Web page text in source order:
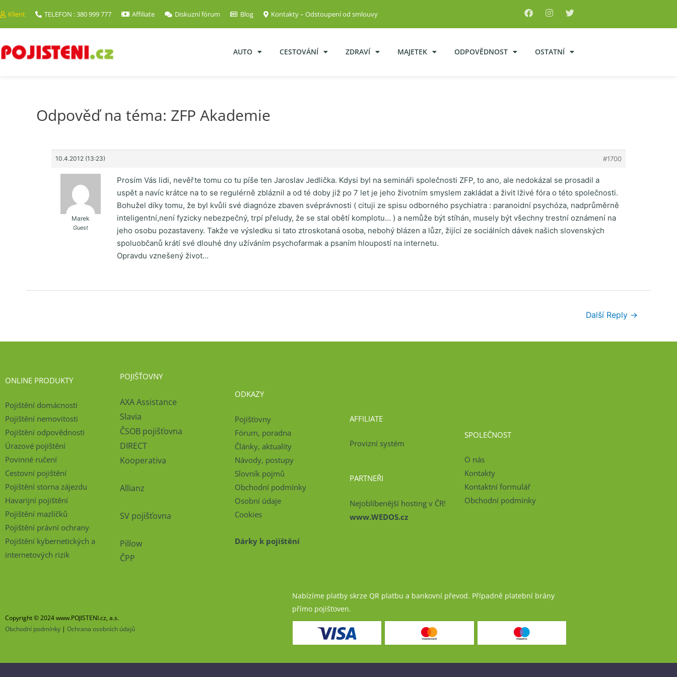
Klient TELEFON : 380 999 777 Affiliate Diskuzní fórum Blog Kontakty – Odstoupení od smlouvy
AUTO CESTOVÁNÍ ZDRAVÍ MAJETEK ODPOVĚDNOST OSTATNÍ
Odpověď na téma: ZFP Akademie
10.4.2012 (13:23) #1700
Marek
Guest
Prosím Vás lidi, nevěřte tomu co tu píše ten Jaroslav Jedlička. Kdysi byl na semináři společnosti ZFP, to ano, ale nedokázal se prosadil a
uspět a navíc krátce na to se regulérně zbláznil a od té doby již po 7 let je jeho životním smyslem zakládat a živit lživé fóra o této společnosti.
Bohužel díky tomu, že byl kvůli své diagnóze zbaven svéprávnosti ( cituji ze spisu odborného psychiatra : paranoidní psychóza, nadprůměrně
inteligentní,není fyzicky nebezpečný, trpí přeludy, že se stal obětí komplotu… ) a nemůže být stíhán, musely být všechny trestní oznámení na
jeho osobu pozastaveny. Takže ve výsledku si tato ztroskotaná osoba, nebohý blázen a lůzr, žijící ze sociálních dávek našich slovenských
spoluobčanů krátí své dlouhé dny užíváním psychofarmak a psaním hloupostí na internetu.
Opravdu vznešený život…
Další Reply →
ONLINE PRODUKTY
Pojištění domácnosti
Pojištění nemovitosti
Pojištění odpovědnosti
Úrazové pojištění
Povinné ručení
Cestovní pojištění
Pojištění storna zájezdu
Havarijní pojištění
Pojištění mazlíčků
Pojištění právní ochrany
Pojištění kybernetických a
internetových rizik
POJIŠŤOVNY
AXA Assistance
Slavia
ČSOB pojišťovna
DIRECT
Kooperativa
Allianz
SV pojišťovna
Pillow
ČPP
ODKAZY
Pojišťovny
Fórum, poradna
Články, aktuality
Návody, postupy
Slovník pojmů
Obchodní podmínky
Osobní údaje
Cookies
Dárky k pojištění
AFFILIATE
Provizní systém
PARTNEŘI
Nejoblíbenější hosting v ČR!
www.WEDOS.cz
SPOLEČNOST
O nás
Kontakty
Kontaktní formulář
Obchodní podmínky
Copyright © 2024 www.POJISTENI.cz, a.s.
Obchodní podmínky | Ochrana osobních údajů
Nabízíme platby skrze QR platbu a bankovní převod. Případně platební brány
přímo pojišťoven.